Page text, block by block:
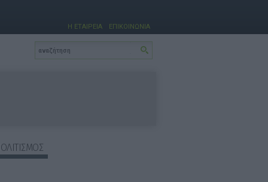
Η ΕΤΑΙΡΕΙΑ ΕΠΙΚΟΙΝΩΝΙΑ